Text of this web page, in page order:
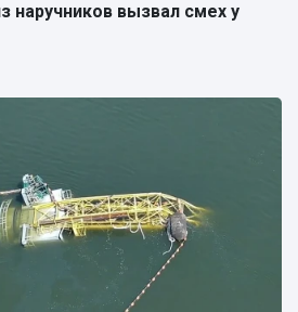
наручников вызвал смех у